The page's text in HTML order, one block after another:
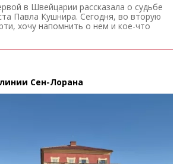
в Швейцарии рассказала о судьбе
Павла Кушнира. Сегодня, во вторую
хочу напомнить о нем и кое-что
Сен-Лорана